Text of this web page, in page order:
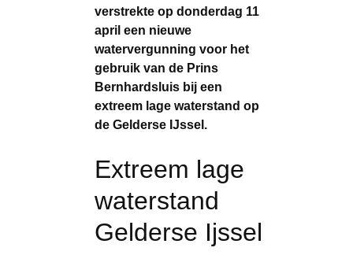
verstrekte op donderdag 11
april een nieuwe
watervergunning voor het
gebruik van de Prins
Bernhardsluis bij een
extreem lage waterstand op
de Gelderse IJssel.
Extreem lage
waterstand
Gelderse Ijssel